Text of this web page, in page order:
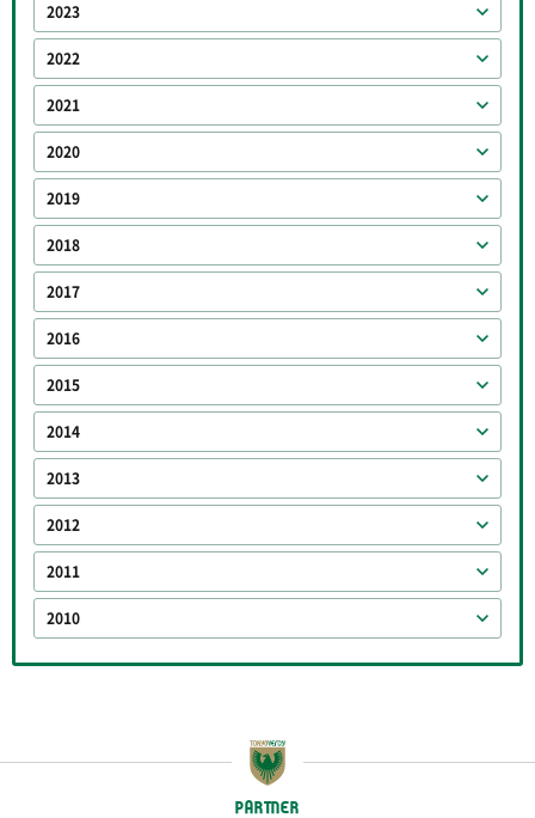
2023
2022
2021
2020
2019
2018
2017
2016
2015
2014
2013
2012
2011
2010
PARTNER